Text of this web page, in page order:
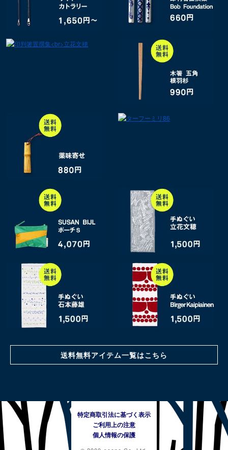
送料無料アイテム一覧はこちら
特定商取引法に基づく表示
ご利用上の注意
個人情報の保護